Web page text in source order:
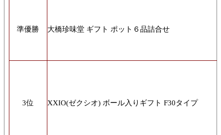
準優勝 大橋珍味堂 ギフト ポット６品詰合せ
3位 XXIO(ゼクシオ) ボール入りギフト F30タイプ